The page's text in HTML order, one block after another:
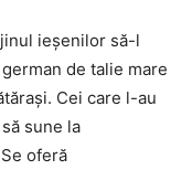
ieşenilor să-l
de talie mare
Cei care l-au
sune la
oferă